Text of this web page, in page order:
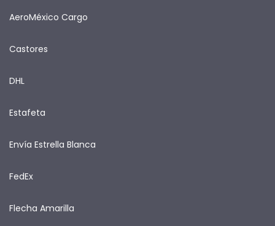
AeroMéxico Cargo
Castores
DHL
Estafeta
Envía Estrella Blanca
FedEx
Flecha Amarilla